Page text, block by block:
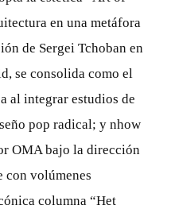
en una metáfora
de Sergei Tchoban en
se consolida como el
al integrar estudios de
pop radical; y nhow
OMA bajo la dirección
con volúmenes
columna “Het